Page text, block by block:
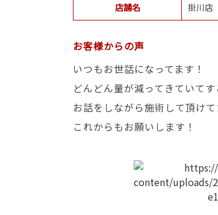
店舗名 掛川店
お客様からの声
いつもお世話になってます！
どんどん量が減ってきていて
お話をしながら施術して頂けて
これからもお願いします！